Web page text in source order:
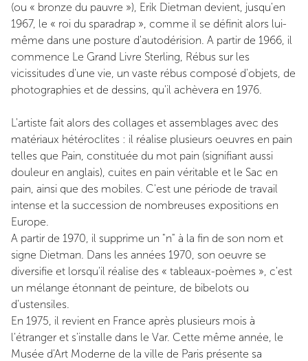
(ou « bronze du pauvre »), Erik Dietman devient, jusqu'en
1967, le « roi du sparadrap », comme il se définit alors lui-
même dans une posture d'autodérision. A partir de 1966, il
commence Le Grand Livre Sterling, Rébus sur les
vicissitudes d'une vie, un vaste rébus composé d'objets, de
photographies et de dessins, qu'il achèvera en 1976.
L'artiste fait alors des collages et assemblages avec des
matériaux hétéroclites : il réalise plusieurs oeuvres en pain
telles que Pain, constituée du mot pain (signifiant aussi
douleur en anglais), cuites en pain véritable et le Sac en
pain, ainsi que des mobiles. C'est une période de travail
intense et la succession de nombreuses expositions en
Europe.
A partir de 1970, il supprime un "n" à la fin de son nom et
signe Dietman. Dans les années 1970, son oeuvre se
diversifie et lorsqu'il réalise des « tableaux-poèmes », c'est
un mélange étonnant de peinture, de bibelots ou
d'ustensiles.
En 1975, il revient en France après plusieurs mois à
l'étranger et s'installe dans le Var. Cette même année, le
Musée d'Art Moderne de la ville de Paris présente sa